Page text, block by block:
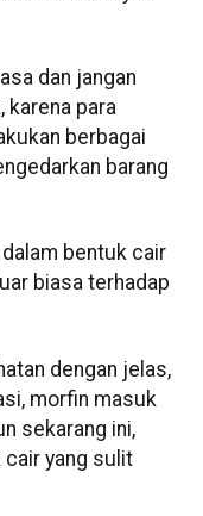
dan jangan
karena para
berbagai
barang
dalam bentuk cair
biasa terhadap
dengan jelas,
morfin masuk
sekarang ini,
cair yang sulit